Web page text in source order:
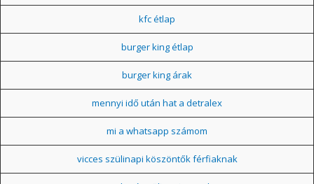
kfc étlap
burger king étlap
burger king árak
mennyi idő után hat a detralex
mi a whatsapp számom
vicces szülinapi köszöntők férfiaknak